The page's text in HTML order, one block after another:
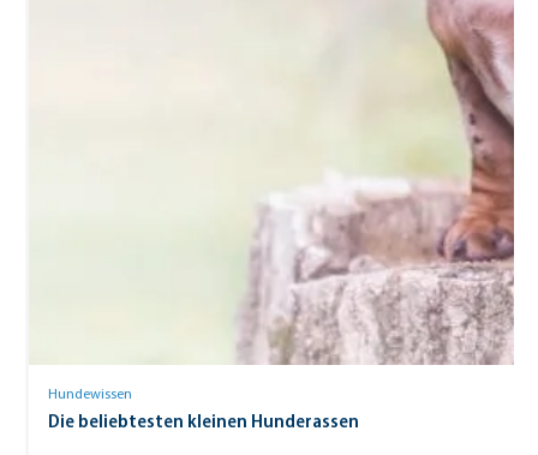
Hundewissen
Die beliebtesten kleinen Hunderassen